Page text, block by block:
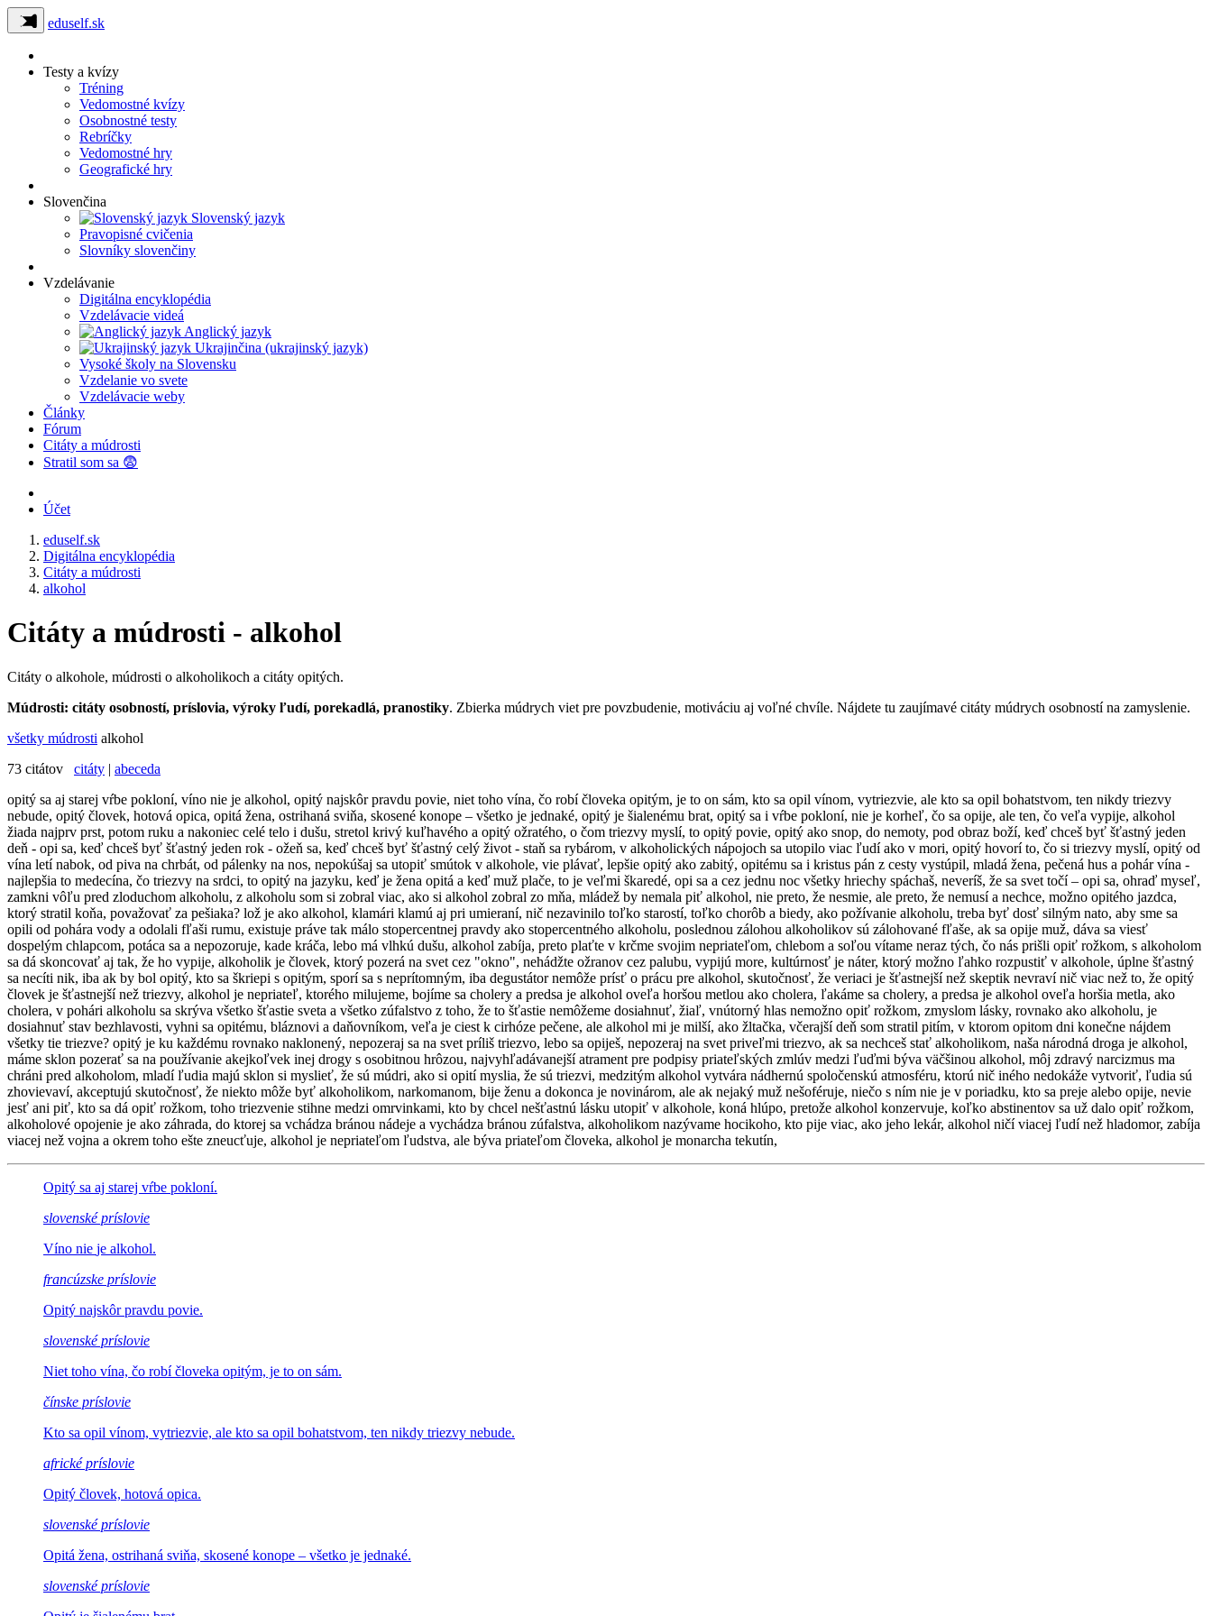
eduself.sk
Testy a kvízy
Tréning
Vedomostné kvízy
Osobnostné testy
Rebríčky
Vedomostné hry
Geografické hry
Slovenčina
Slovenský jazyk
Pravopisné cvičenia
Slovníky slovenčiny
Vzdelávanie
Digitálna encyklopédia
Vzdelávacie videá
Anglický jazyk
Ukrajinčina (ukrajinský jazyk)
Vysoké školy na Slovensku
Vzdelanie vo svete
Vzdelávacie weby
Články
Fórum
Citáty a múdrosti
Stratil som sa 😨
Účet
eduself.sk
Digitálna encyklopédia
Citáty a múdrosti
alkohol
Citáty a múdrosti - alkohol
Citáty o alkohole, múdrosti o alkoholikoch a citáty opitých.
Múdrosti: citáty osobností, príslovia, výroky ľudí, porekadlá, pranostiky. Zbierka múdrych viet pre povzbudenie, motiváciu aj voľné chvíle. Nájdete tu zaujímavé citáty múdrych osobností na zamyslenie.
všetky múdrosti alkohol
73 citátov citáty | abeceda
opitý sa aj starej vŕbe pokloní, víno nie je alkohol, opitý najskôr pravdu povie, niet toho vína, čo robí človeka opitým, je to on sám, kto sa opil vínom, vytriezvie, ale kto sa opil bohatstvom, ten nikdy triezvy
nebude, opitý človek, hotová opica, opitá žena, ostrihaná sviňa, skosené konope – všetko je jednaké, opitý je šialenému brat, opitý sa i vŕbe pokloní, nie je korheľ, čo sa opije, ale ten, čo veľa vypije, alkohol
žiada najprv prst, potom ruku a nakoniec celé telo i dušu, stretol krivý kuľhavého a opitý ožratého, o čom triezvy myslí, to opitý povie, opitý ako snop, do nemoty, pod obraz boží, keď chceš byť šťastný jeden
deň - opi sa, keď chceš byť šťastný jeden rok - ožeň sa, keď chceš byť šťastný celý život - staň sa rybárom, v alkoholických nápojoch sa utopilo viac ľudí ako v mori, opitý hovorí to, čo si triezvy myslí, opitý od
vína letí nabok, od piva na chrbát, od pálenky na nos, nepokúšaj sa utopiť smútok v alkohole, vie plávať, lepšie opitý ako zabitý, opitému sa i kristus pán z cesty vystúpil, mladá žena, pečená hus a pohár vína -
najlepšia to medecína, čo triezvy na srdci, to opitý na jazyku, keď je žena opitá a keď muž plače, to je veľmi škaredé, opi sa a cez jednu noc všetky hriechy spáchaš, neveríš, že sa svet točí – opi sa, ohraď myseľ,
zamkni vôľu pred zloduchom alkoholu, z alkoholu som si zobral viac, ako si alkohol zobral zo mňa, mládež by nemala piť alkohol, nie preto, že nesmie, ale preto, že nemusí a nechce, možno opitého jazdca,
ktorý stratil koňa, považovať za pešiaka? lož je ako alkohol, klamári klamú aj pri umieraní, nič nezavinilo toľko starostí, toľko chorôb a biedy, ako požívanie alkoholu, treba byť dosť silným nato, aby sme sa
opili od pohára vody a odolali fľaši rumu, existuje práve tak málo stopercentnej pravdy ako stopercentného alkoholu, poslednou zálohou alkoholikov sú zálohované fľaše, ak sa opije muž, dáva sa viesť
dospelým chlapcom, potáca sa a nepozoruje, kade kráča, lebo má vlhkú dušu, alkohol zabíja, preto plaťte v krčme svojim nepriateľom, chlebom a soľou vítame neraz tých, čo nás prišli opiť rožkom, s alkoholom
sa dá skoncovať aj tak, že ho vypije, alkoholik je človek, ktorý pozerá na svet cez "okno", nehádžte ožranov cez palubu, vypijú more, kultúrnosť je náter, ktorý možno ľahko rozpustiť v alkohole, úplne šťastný
sa necíti nik, iba ak by bol opitý, kto sa škriepi s opitým, sporí sa s neprítomným, iba degustátor nemôže prísť o prácu pre alkohol, skutočnosť, že veriaci je šťastnejší než skeptik nevraví nič viac než to, že opitý
človek je šťastnejší než triezvy, alkohol je nepriateľ, ktorého milujeme, bojíme sa cholery a predsa je alkohol oveľa horšou metlou ako cholera, ľakáme sa cholery, a predsa je alkohol oveľa horšia metla, ako
cholera, v pohári alkoholu sa skrýva všetko šťastie sveta a všetko zúfalstvo z toho, že to šťastie nemôžeme dosiahnuť, žiaľ, vnútorný hlas nemožno opiť rožkom, zmyslom lásky, rovnako ako alkoholu, je
dosiahnuť stav bezhlavosti, vyhni sa opitému, bláznovi a daňovníkom, veľa je ciest k cirhóze pečene, ale alkohol mi je milší, ako žltačka, včerajší deň som stratil pitím, v ktorom opitom dni konečne nájdem
všetky tie triezve? opitý je ku každému rovnako naklonený, nepozeraj sa na svet príliš triezvo, lebo sa opiješ, nepozeraj na svet priveľmi triezvo, ak sa nechceš stať alkoholikom, naša národná droga je alkohol,
máme sklon pozerať sa na používanie akejkoľvek inej drogy s osobitnou hrôzou, najvyhľadávanejší atrament pre podpisy priateľských zmlúv medzi ľuďmi býva väčšinou alkohol, môj zdravý narcizmus ma
chráni pred alkoholom, mladí ľudia majú sklon si myslieť, že sú múdri, ako si opití myslia, že sú triezvi, medzitým alkohol vytvára nádhernú spoločenskú atmosféru, ktorú nič iného nedokáže vytvoriť, ľudia sú
zhovievaví, akceptujú skutočnosť, že niekto môže byť alkoholikom, narkomanom, bije ženu a dokonca je novinárom, ale ak nejaký muž nešoféruje, niečo s ním nie je v poriadku, kto sa preje alebo opije, nevie
jesť ani piť, kto sa dá opiť rožkom, toho triezvenie stihne medzi omrvinkami, kto by chcel nešťastnú lásku utopiť v alkohole, koná hlúpo, pretože alkohol konzervuje, koľko abstinentov sa už dalo opiť rožkom,
alkoholové opojenie je ako záhrada, do ktorej sa vchádza bránou nádeje a vychádza bránou zúfalstva, alkoholikom nazývame hocikoho, kto pije viac, ako jeho lekár, alkohol ničí viacej ľudí než hladomor, zabíja
viacej než vojna a okrem toho ešte zneucťuje, alkohol je nepriateľom ľudstva, ale býva priateľom človeka, alkohol je monarcha tekutín,
Opitý sa aj starej vŕbe pokloní.
slovenské príslovie
Víno nie je alkohol.
francúzske príslovie
Opitý najskôrpravdu povie.
slovenské príslovie
Niet toho vína, čo robíčloveka opitým, je to on sám.
čínske príslovie
Kto sa opil vínom, vytriezvie, ale kto sa opil bohatstvom, ten nikdy triezvy nebude.
africké príslovie
Opitý človek, hotová opica.
slovenské príslovie
Opitá žena, ostrihaná sviňa, skosené konope – všetko je jednaké.
slovenské príslovie